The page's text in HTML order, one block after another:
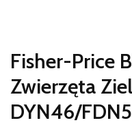
Fisher-Price
Zwierzęta
DYN46/